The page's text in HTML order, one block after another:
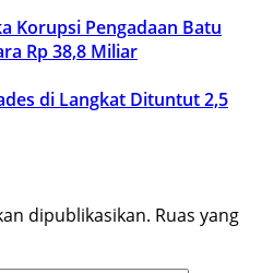
Korupsi Pengadaan Batu
Rp 38,8 Miliar
di Langkat Dituntut 2,5
dipublikasikan. Ruas yang